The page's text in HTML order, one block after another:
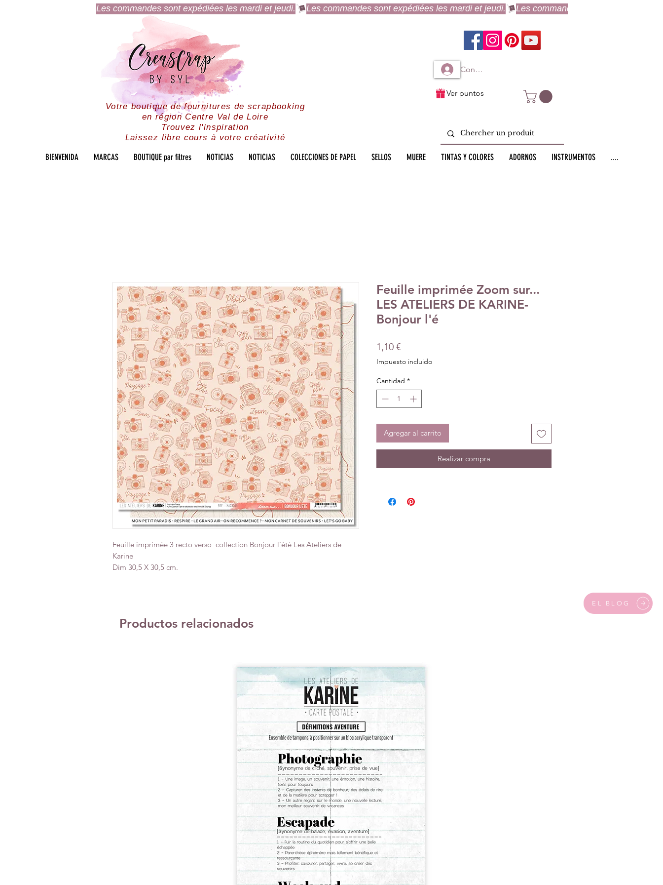
Les commandes sont expédiées les mardi et jeudi.
Votre boutique de fournitures de scrapbooking
en région Centre Val de Loire
Trouvez l'inspiration
Laissez libre cours à votre créativité
Connexion à mon compte
Ver puntos
BIENVENIDA MARCAS BOUTIQUE par filtres NOTICIAS NOTICIAS COLECCIONES DE PAPEL SELLOS MUERE TINTAS Y COLORES ADORNOS INSTRUMENTOS ....
EL BLOG
Feuille imprimée 3 recto verso collection Bonjour l'été Les Ateliers de
Karine
Dim 30,5 X 30,5 cm.
Feuille imprimée Zoom sur...
LES ATELIERS DE KARINE-
Bonjour l'é
1,10 €Precio
Impuesto incluido
Cantidad *
Agregar al carrito
Realizar compra
Productos relacionados